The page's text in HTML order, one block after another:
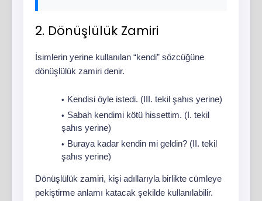
2. Dönüşlülük Zamiri
İsimlerin yerine kullanılan “kendi” sözcüğüne
dönüşlülük zamiri denir.
Kendisi öyle istedi. (III. tekil şahıs yerine)
Sabah kendimi kötü hissettim. (I. tekil
şahıs yerine)
Buraya kadar kendin mi geldin? (II. tekil
şahıs yerine)
Dönüşlülük zamiri, kişi adıllarıyla birlikte cümleye
pekiştirme anlamı katacak şekilde kullanılabilir.